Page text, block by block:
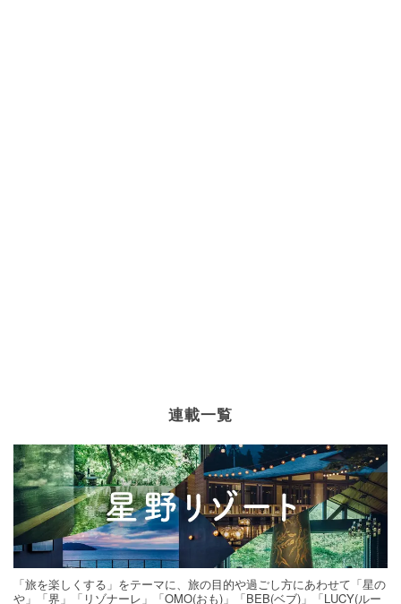
連載一覧
「旅を楽しくする」をテーマに、旅の目的や過ごし方にあわせて「星の
や」「界」「リゾナーレ」「OMO(おも)」「BEB(ベブ)」「LUCY(ルー